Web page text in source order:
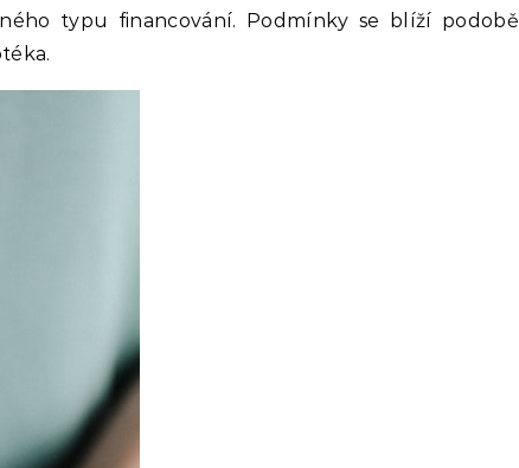
typu financování. Podmínky se blíží podobě